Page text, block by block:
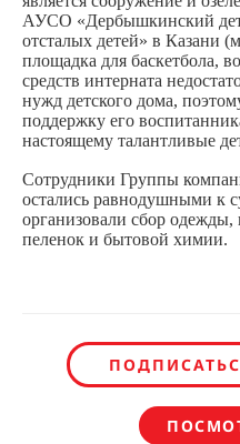
АУСО «Дербышкинский
отсталых детей» в Казани
площадка для баскетбола,
средств интерната
нужд детского дома,
поддержку его
настоящему талантливые
Сотрудники Группы
остались равнодушными к
организовали сбор одежды,
пеленок и бытовой химии.